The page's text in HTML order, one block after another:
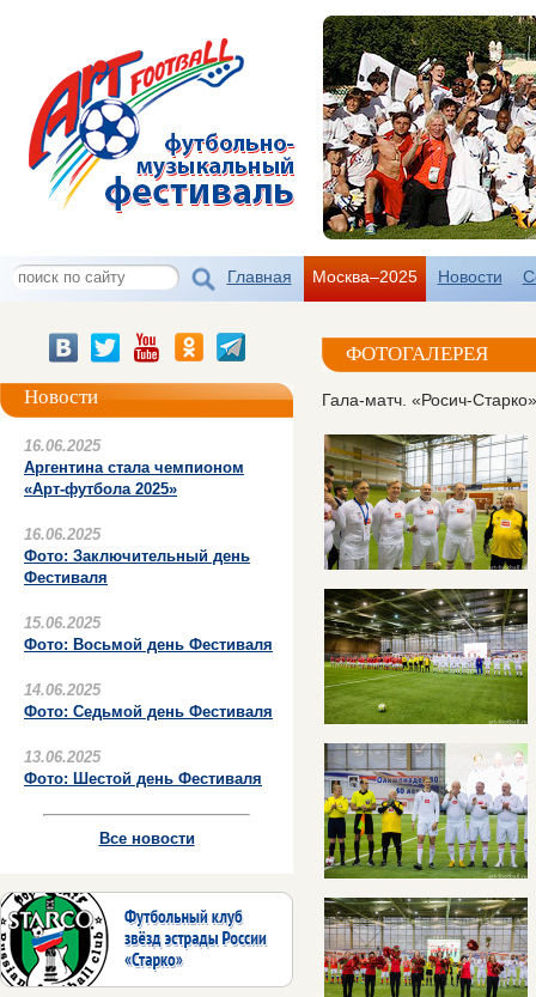
Главная Москва–2025 Новости
Новости
16.06.2025
Аргентина стала чемпионом
«Арт-футбола 2025»
16.06.2025
Фото: Заключительный день
Фестиваля
15.06.2025
Фото: Восьмой день Фестиваля
14.06.2025
Фото: Седьмой день Фестиваля
13.06.2025
Фото: Шестой день Фестиваля
Все новости
ФОТОГАЛЕРЕЯ
Гала-матч. «Росич-